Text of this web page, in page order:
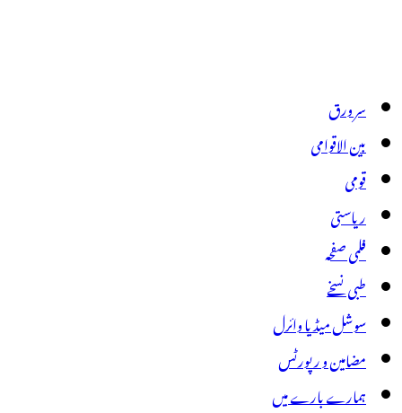
سر ورق
بین الاقوامی
قومی
ریاستی
فلمی صفحہ
طبی نسخے
سوشل میڈیا وائرل
مضامین و رپورٹس
ہمارے بارے میں